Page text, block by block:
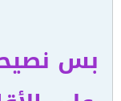
بس